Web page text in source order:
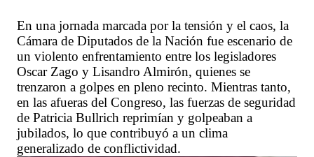
En una jornada marcada por la tensión y el caos, la
Cámara de Diputados de la Nación fue escenario de
un violento enfrentamiento entre los legisladores
Oscar Zago y Lisandro Almirón, quienes se
trenzaron a golpes en pleno recinto. Mientras tanto,
en las afueras del Congreso, las fuerzas de seguridad
de Patricia Bullrich reprimían y golpeaban a
jubilados, lo que contribuyó a un clima
generalizado de conflictividad.